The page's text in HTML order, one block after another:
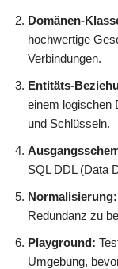
Domänen-
hochwertige
Verbindungen.
Entitäts-
einem logischen
und Schlüsseln.
SQL DDL (Data
Normalisierung:
Redundanz zu
Playground:
Umgebung,